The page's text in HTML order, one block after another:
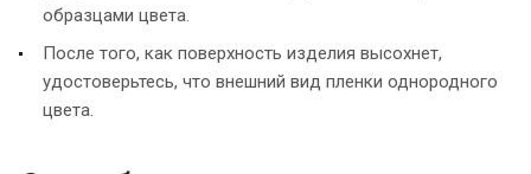
образцами цвета.
После того, как поверхность изделия высохнет,
удостоверьтесь, что внешний вид пленки однородного
цвета.